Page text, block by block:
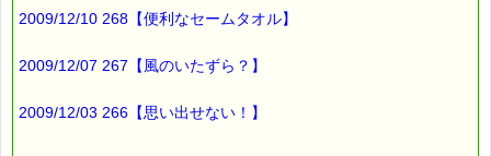
そして
トイレの中の棚に
2009/12/10 268【便利なセームタオル】
2009/12/07 267【風のいたずら？】
2009/12/03 266【思い出せない！】